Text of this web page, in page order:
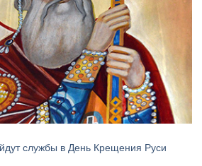
службы в День Крещения Руси